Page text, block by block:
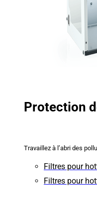
Protection
Travaillez à l’abri des
Filtres pour
Filtres pour